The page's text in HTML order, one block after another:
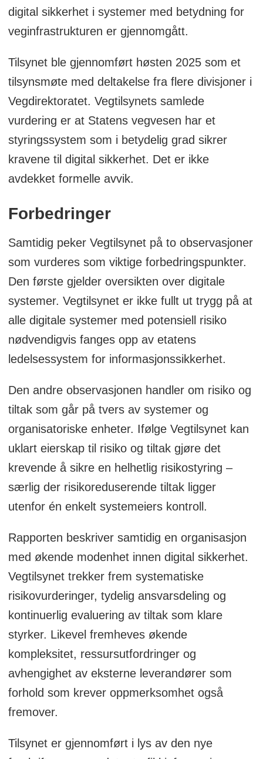
digital sikkerhet i systemer med betydning for
veginfrastrukturen er gjennomgått.
Tilsynet ble gjennomført høsten 2025 som et
tilsynsmøte med deltakelse fra flere divisjoner i
Vegdirektoratet. Vegtilsynets samlede
vurdering er at Statens vegvesen har et
styringssystem som i betydelig grad sikrer
kravene til digital sikkerhet. Det er ikke
avdekket formelle avvik.
Forbedringer
Samtidig peker Vegtilsynet på to observasjoner
som vurderes som viktige forbedringspunkter.
Den første gjelder oversikten over digitale
systemer. Vegtilsynet er ikke fullt ut trygg på at
alle digitale systemer med potensiell risiko
nødvendigvis fanges opp av etatens
ledelsessystem for informasjonssikkerhet.
Den andre observasjonen handler om risiko og
tiltak som går på tvers av systemer og
organisatoriske enheter. Ifølge Vegtilsynet kan
uklart eierskap til risiko og tiltak gjøre det
krevende å sikre en helhetlig risikostyring –
særlig der risikoreduserende tiltak ligger
utenfor én enkelt systemeiers kontroll.
Rapporten beskriver samtidig en organisasjon
med økende modenhet innen digital sikkerhet.
Vegtilsynet trekker frem systematiske
risikovurderinger, tydelig ansvarsdeling og
kontinuerlig evaluering av tiltak som klare
styrker. Likevel fremheves økende
kompleksitet, ressursutfordringer og
avhengighet av eksterne leverandører som
forhold som krever oppmerksomhet også
fremover.
Tilsynet er gjennomført i lys av den nye